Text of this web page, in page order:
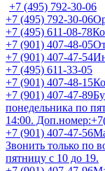
+7 (495) 792-30-06
+7 (495) 792-30-06
+7 (495) 611-08-78
+7 (901) 407-48-05
+7 (901) 407-47-54
+7 (495) 611-33-05
+7 (901) 407-48-15
+7 (901) 407-47-89
понедельника по
14:00.
+7 (901) 407-47-56
Звонить только по
пятницу с 10 до 19.